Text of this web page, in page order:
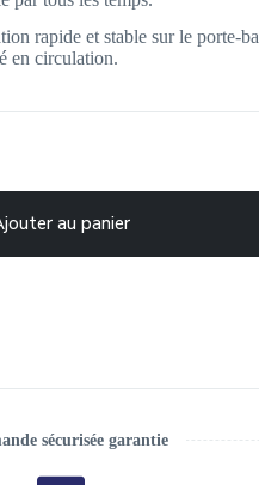
rapide et stable sur le porte-
en circulation.
au panier
sécurisée garantie